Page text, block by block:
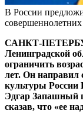
В России
совершеннолетних
САНКТ-
Ленинградской
ограничить
лет. Он направил
культуры
Эдгар Запашный
сказав, что «ее